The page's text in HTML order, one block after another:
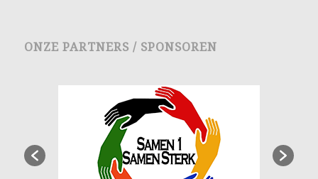
ONZE PARTNERS / SPONSOREN